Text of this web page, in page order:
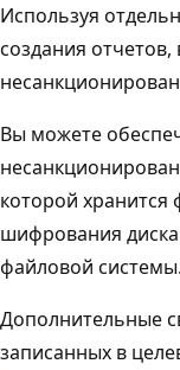
Используя
создания
Вы можете
которой
шифрования
файловой системы.
Дополнительные
записанных в